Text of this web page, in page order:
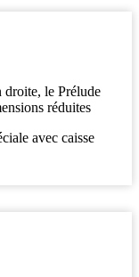
droite, le Prélude
réduites
avec caisse